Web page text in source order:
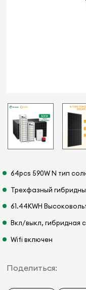
64pcs 590W N тип
Трехфазный
61.44KWH
Вкл/выкл, гибридная
Wifi включен
Поделиться: